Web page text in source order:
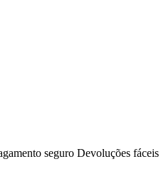
seguro Devoluções fáceis